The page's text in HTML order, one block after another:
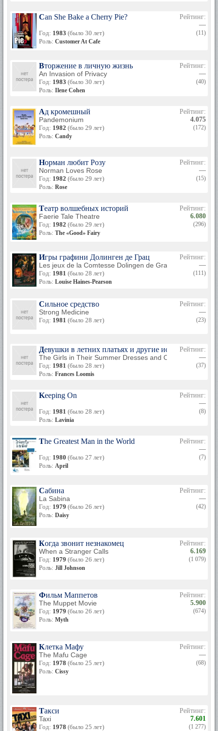
Can She Bake a Cherry Pie?
Год: 1983 (было 30 лет)
Роль: Customer At Cafe
Рейтинг:
—
(11)
Вторжение в личную жизнь
An Invasion of Privacy
Год: 1983 (было 30 лет)
Роль: Ilene Cohen
Рейтинг:
—
(40)
Ад кромешный
Pandemonium
Год: 1982 (было 29 лет)
Роль: Candy
Рейтинг:
4.075
(172)
Норман любит Розу
Norman Loves Rose
Год: 1982 (было 29 лет)
Роль: Rose
Рейтинг:
—
(15)
Театр волшебных историй
Faerie Tale Theatre
Год: 1982 (было 29 лет)
Роль: The «Good» Fairy
Рейтинг:
6.080
(296)
Игры графини Долинген де Грац
Les jeux de la Comtesse Dolingen de Gratz
Год: 1981 (было 28 лет)
Роль: Louise Haines-Pearson
Рейтинг:
—
(111)
Сильное средство
Strong Medicine
Год: 1981 (было 28 лет)
Рейтинг:
—
(23)
Девушки в летних платьях и другие истории
The Girls in Their Summer Dresses and Other Stories by
Год: 1981 (было 28 лет)
Роль: Frances Loomis
Рейтинг:
—
(37)
Keeping On
Год: 1981 (было 28 лет)
Роль: Lavinia
Рейтинг:
—
(8)
The Greatest Man in the World
Год: 1980 (было 27 лет)
Роль: April
Рейтинг:
—
(7)
Сабина
La Sabina
Год: 1979 (было 26 лет)
Роль: Daisy
Рейтинг:
—
(42)
Когда звонит незнакомец
When a Stranger Calls
Год: 1979 (было 26 лет)
Роль: Jill Johnson
Рейтинг:
6.169
(1 079)
Фильм Маппетов
The Muppet Movie
Год: 1979 (было 26 лет)
Роль: Myth
Рейтинг:
5.900
(674)
Клетка Мафу
The Mafu Cage
Год: 1978 (было 25 лет)
Роль: Cissy
Рейтинг:
—
(68)
Такси
Taxi
Год: 1978 (было 25 лет)
Рейтинг:
7.601
(1 277)